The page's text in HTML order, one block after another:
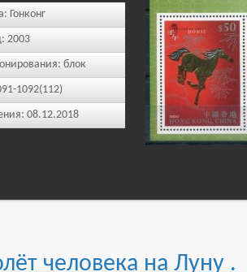
Гонконг
2003
блок
1092(112)
08.12.2018
человека на Луну .